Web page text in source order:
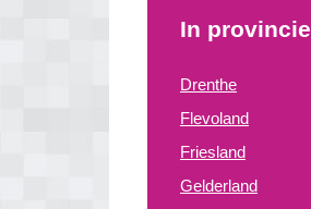
In provincie
Drenthe
Flevoland
Friesland
Gelderland